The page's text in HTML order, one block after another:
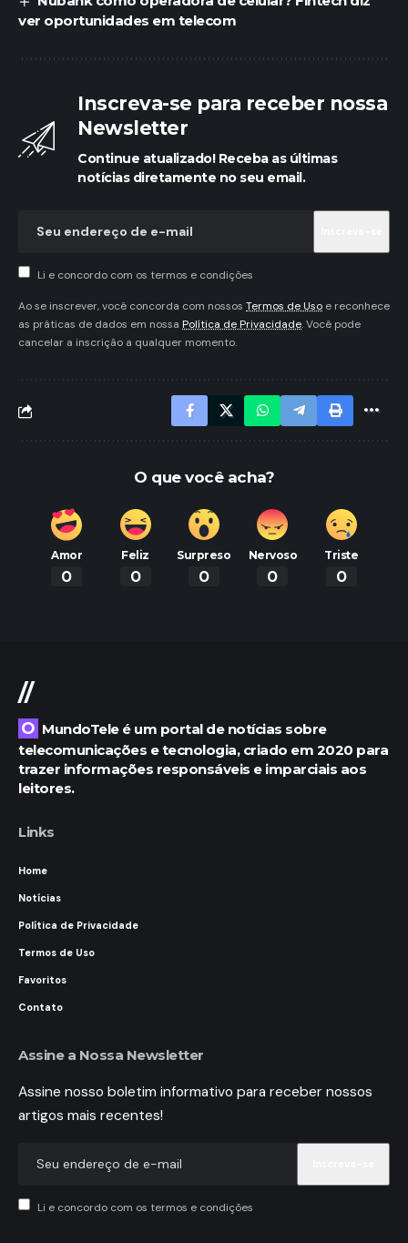
ver oportunidades em telecom
Inscreva-se para receber nossa
Newsletter
Continue atualizado! Receba as últimas
notícias diretamente no seu email.
Li e concordo com os termos e condições
Ao se inscrever, você concorda com nossos Termos de Uso e reconhece
as práticas de dados em nossa Política de Privacidade. Você pode
cancelar a inscrição a qualquer momento.
O que você acha?
Amor
0
Feliz
0
Surpreso
0
Nervoso
0
Triste
0
//
O MundoTele é um portal de notícias sobre
telecomunicações e tecnologia, criado em 2020 para
trazer informações responsáveis e imparciais aos
leitores.
Links
Home
Notícias
Política de Privacidade
Termos de Uso
Favoritos
Contato
Assine a Nossa Newsletter
Assine nosso boletim informativo para receber nossos
artigos mais recentes!
Li e concordo com os termos e condições